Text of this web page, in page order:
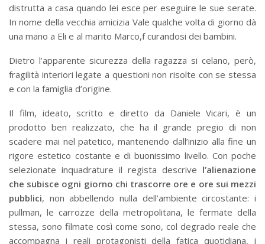
distrutta a casa quando lei esce per eseguire le sue serate.
In nome della vecchia amicizia Vale qualche volta di giorno dà
una mano a Eli e al marito Marco,f curandosi dei bambini.
Dietro l’apparente sicurezza della ragazza si celano, però,
fragilità interiori legate a questioni non risolte con se stessa
e con la famiglia d’origine.
Il film, ideato, scritto e diretto da Daniele Vicari, è un
prodotto ben realizzato, che ha il grande pregio di non
scadere mai nel patetico, mantenendo dall’inizio alla fine un
rigore estetico costante e di buonissimo livello. Con poche
selezionate inquadrature il regista descrive l’alienazione
che subisce ogni giorno chi trascorre ore e ore sui mezzi
pubblici, non abbellendo nulla dell’ambiente circostante: i
pullman, le carrozze della metropolitana, le fermate della
stessa, sono filmate così come sono, col degrado reale che
accompagna i reali protagonisti della fatica quotidiana, i